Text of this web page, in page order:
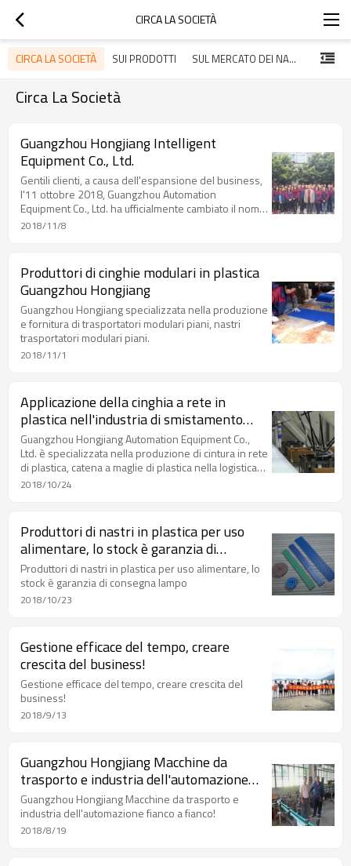
CIRCA LA SOCIETÀ
CIRCA LA SOCIETÀ SUI PRODOTTI SUL MERCATO DEI NASTRI TRASPORTATORI SUI
Circa La Società
Guangzhou Hongjiang Intelligent
Equipment Co., Ltd.
Gentili clienti, a causa dell'espansione del business,
l'11 ottobre 2018, Guangzhou Automation
Equipment Co., Ltd. ha ufficialmente cambiato il nome
in Guangzhou Hongjiang Intelligent Equipment Co.,
2018/11/8
Produttori di cinghie modulari in plastica
Guangzhou Hongjiang
Guangzhou Hongjiang specializzata nella produzione
e fornitura di trasportatori modulari piani, nastri
trasportatori modulari piani.
2018/11/1
Applicazione della cinghia a rete in
plastica nell'industria di smistamento
espresso della logistica
Guangzhou Hongjiang Automation Equipment Co.,
Ltd. è specializzata nella produzione di cintura in rete
di plastica, catena a maglie di plastica nella logistica
del settore di applicazione di smistamento
scatole, borse. Per il trasporto di merci come pallet,
materiali sfusi, piccoli oggetti o articoli irregolari
devono essere collocati su pallet o in contenitori.
2018/10/24
Produttori di nastri in plastica per uso
alimentare, lo stock è garanzia di
consegna lampo
Produttori di nastri in plastica per uso alimentare, lo
stock è garanzia di consegna lampo
2018/10/23
Gestione efficace del tempo, creare
crescita del business!
Gestione efficace del tempo, creare crescita del
business!
2018/9/13
Guangzhou Hongjiang Macchine da
trasporto e industria dell'automazione
fianco a fianco!
Guangzhou Hongjiang Macchine da trasporto e
industria dell'automazione fianco a fianco!
2018/8/19